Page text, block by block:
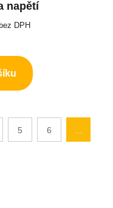
napětí
DPH
5 6 …